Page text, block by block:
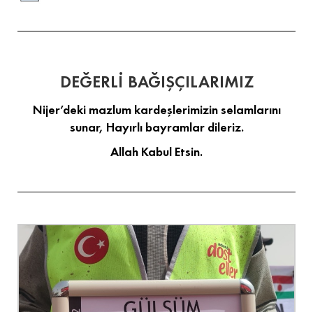
DEĞERLİ BAĞIŞÇILARIMIZ
Nijer’deki mazlum kardeşlerimizin selamlarını
sunar, Hayırlı bayramlar dileriz.
Allah Kabul Etsin.